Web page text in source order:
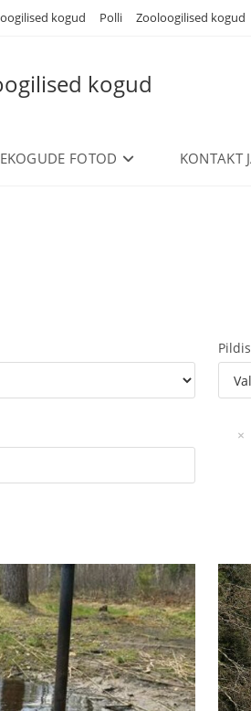
kogud Polli Zooloogilised kogud
kogud
FOTOD KONTAKT